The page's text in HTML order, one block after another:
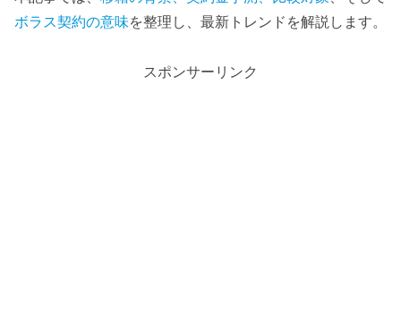
ボラス契約の意味を整理し、最新トレンドを解説します。
スポンサーリンク